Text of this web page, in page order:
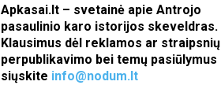
Apkasai.lt – svetainė apie Antrojo
pasaulinio karo istorijos skeveldras.
Klausimus dėl reklamos ar straipsnių
perpublikavimo bei temų pasiūlymus
siųskite info@nodum.lt